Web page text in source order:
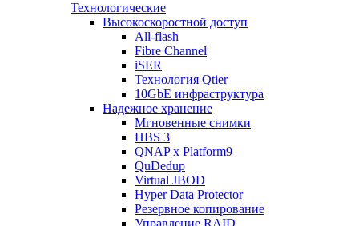
Технологические
Высокоскоростной доступ
All-flash
Fibre Channel
iSER
Технология Qtier
10GbE инфраструктура
Надежное хранение
Мгновенные снимки
HBS 3
QNAP x Platform9
QuDedup
Virtual JBOD
Hyper Data Protector
Резервное копирование